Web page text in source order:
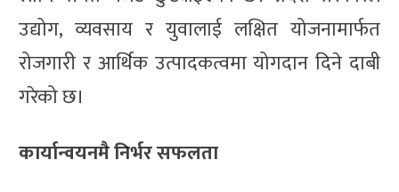
उद्योग, व्यवसाय र युवालाई लक्षित योजनामार्फत
रोजगारी र आर्थिक उत्पादकत्वमा योगदान दिने दाबी
गरेको छ।
कार्यान्वयनमै निर्भर सफलता